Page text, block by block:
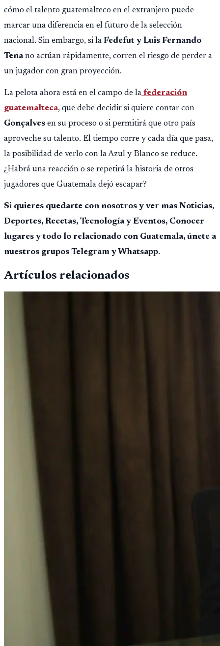
cómo el talento guatemalteco en el extranjero puede
marcar una diferencia en el futuro de la selección
nacional. Sin embargo, si la Fedefut y Luis Fernando
Tenano actúan rápidamente, corren el riesgo de perder a
un jugador con gran proyección.
La pelota ahora está en el campo de la federación
guatemalteca, que debe decidir si quiere contar con
Gonçalves en su proceso o si permitirá que otro país
aproveche su talento. El tiempo corre y cada día que pasa,
la posibilidad de verlo con la Azul y Blanco se reduce.
¿Habrá una reacción o se repetirá la historia de otros
jugadores que Guatemala dejó escapar?
Si quieres quedarte con nosotros y ver mas Noticias,
Deportes, Recetas, Tecnología y Eventos, Conocer
lugares y todo lo relacionado con Guatemala, únete a
nuestros grupos Telegram y Whatsapp.
Artículos relacionados